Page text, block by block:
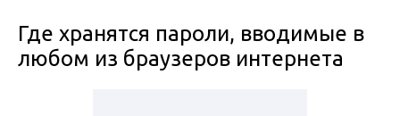
Где хранятся пароли, вводимые в
любом из браузеров интернета